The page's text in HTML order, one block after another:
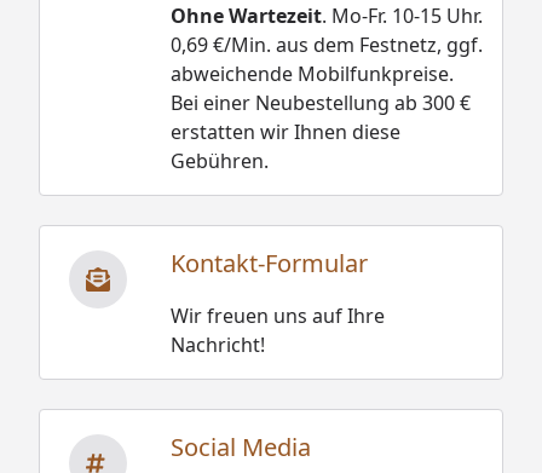
Ohne Wartezeit. Mo-Fr. 10-15 Uhr.
0,69 €/Min. aus dem Festnetz, ggf.
abweichende Mobilfunkpreise.
Bei einer Neubestellung ab 300 €
erstatten wir Ihnen diese
Gebühren.
Kontakt-Formular
Wir freuen uns auf Ihre
Nachricht!
Social Media